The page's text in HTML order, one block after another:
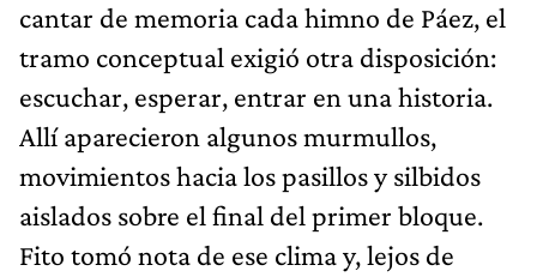
cantar de memoria cada himno de Páez, el
tramo conceptual exigió otra disposición:
escuchar, esperar, entrar en una historia.
Allí aparecieron algunos murmullos,
movimientos hacia los pasillos y silbidos
aislados sobre el final del primer bloque.
Fito tomó nota de ese clima y, lejos de